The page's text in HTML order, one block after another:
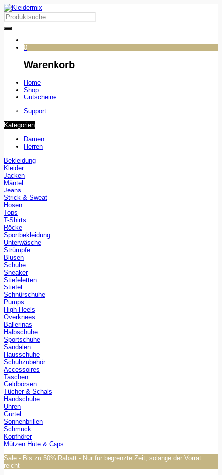
0
Warenkorb
Home
Shop
Gutscheine
Support
Kategorien
Damen
Herren
Bekleidung
Kleider
Jacken
Mäntel
Jeans
Strick & Sweat
Hosen
Tops
T-Shirts
Röcke
Sportbekleidung
Unterwäsche
Strümpfe
Blusen
Schuhe
Sneaker
Stiefeletten
Stiefel
Schnürschuhe
Pumps
High Heels
Overknees
Ballerinas
Halbschuhe
Sportschuhe
Sandalen
Hausschuhe
Schuhzubehör
Accessoires
Taschen
Geldbörsen
Tücher & Schals
Handschuhe
Uhren
Gürtel
Sonnenbrillen
Schmuck
Kopfhörer
Mützen Hüte & Caps
Sale - Bis zu 50% Rabatt - Nur für begrenzte Zeit, solange der Vorrat
reicht